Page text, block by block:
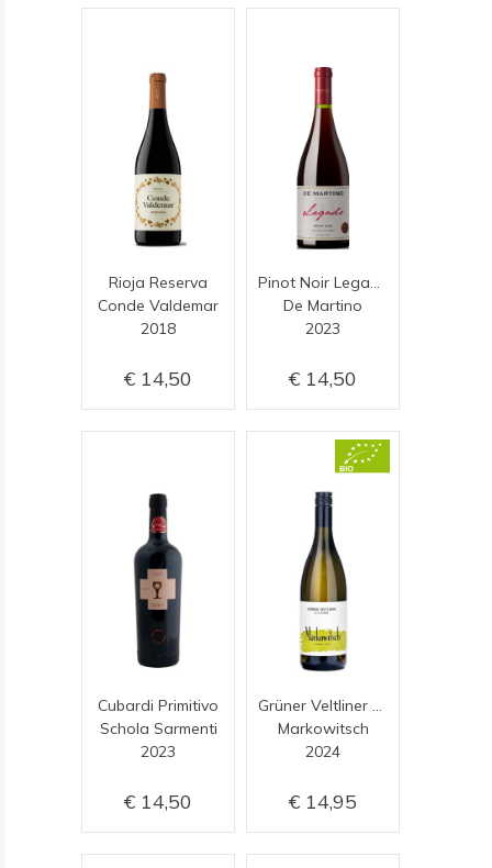
Rioja Reserva
Conde Valdemar
2018
14,50
De Martino
2023
14,50
Cubardi Primitivo
Schola Sarmenti
2023
14,50
Markowitsch
2024
14,95